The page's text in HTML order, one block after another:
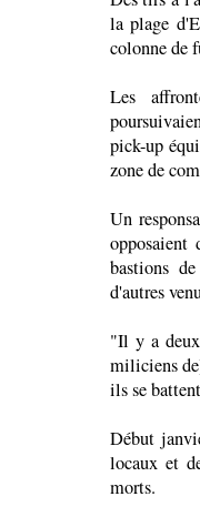
la plage
colonne de
Les
pick-up
zone de
Un
bastions
d'autres
"Il y a
miliciens
ils se
Début
locaux et
morts.